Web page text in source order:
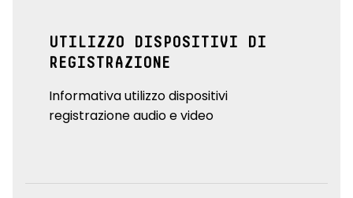
UTILIZZO DISPOSITIVI DI
REGISTRAZIONE
Informativa utilizzo dispositivi
registrazione audio e video